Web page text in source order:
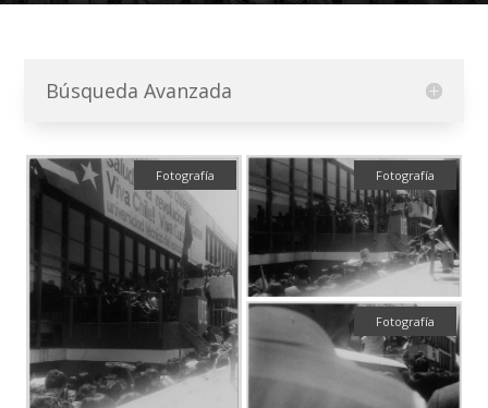
Búsqueda Avanzada
Fotografía Fotografía
Fotografía